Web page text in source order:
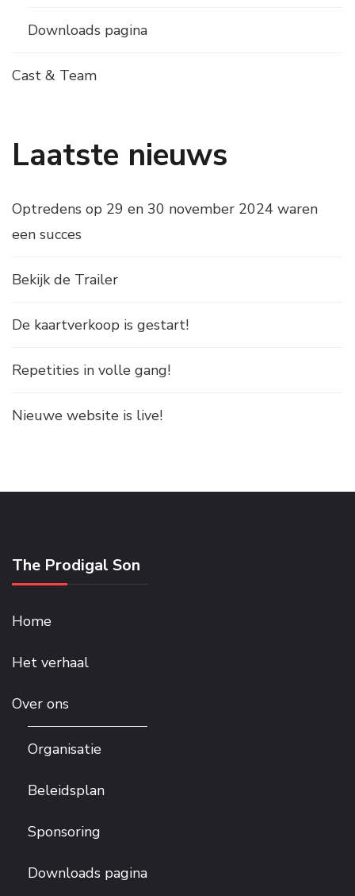
Downloads pagina
Cast & Team
Laatste nieuws
Optredens op 29 en 30 november 2024 waren
een succes
Bekijk de Trailer
De kaartverkoop is gestart!
Repetities in volle gang!
Nieuwe website is live!
The Prodigal Son
Home
Het verhaal
Over ons
Organisatie
Beleidsplan
Sponsoring
Downloads pagina